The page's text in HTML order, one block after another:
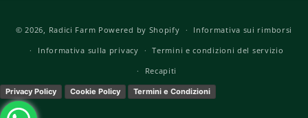
di
pagamento
© 2026, Radici Farm Powered by Shopify
Informativa sui rimborsi
Informativa sulla privacy
Termini e condizioni del servizio
Recapiti
Privacy Policy Cookie Policy Termini e Condizioni